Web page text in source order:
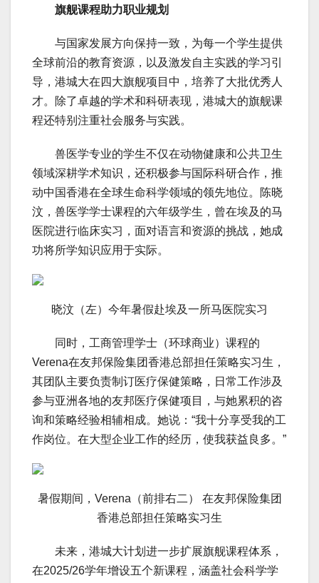
旗舰课程助力职业规划
与国家发展方向保持一致，为每一个学生提供
全球前沿的教育资源，以及激发自主实践的学习引
导，港城大在四大旗舰项目中，培养了大批优秀人
才。除了卓越的学术和科研表现，港城大的旗舰课
程还特别注重社会服务与实践。
兽医学专业的学生不仅在动物健康和公共卫生
领域深耕学术知识，还积极参与国际科研合作，推
动中国香港在全球生命科学领域的领先地位。陈晓
汶，兽医学学士课程的六年级学生，曾在埃及的马
医院进行临床实习，面对语言和资源的挑战，她成
功将所学知识应用于实际。
晓汶（左）今年暑假赴埃及一所马医院实习
同时，工商管理学士（环球商业）课程的
Verena在友邦保险集团香港总部担任策略实习生，
其团队主要负责制订医疗保健策略，日常工作涉及
参与亚洲各地的友邦医疗保健项目，与她累积的咨
询和策略经验相辅相成。她说：“我十分享受我的工
作岗位。在大型企业工作的经历，使我获益良多。”
暑假期间，Verena（前排右二） 在友邦保险集团
香港总部担任策略实习生
未来，港城大计划进一步扩展旗舰课程体系，
在2025/26学年增设五个新课程，涵盖社会科学学